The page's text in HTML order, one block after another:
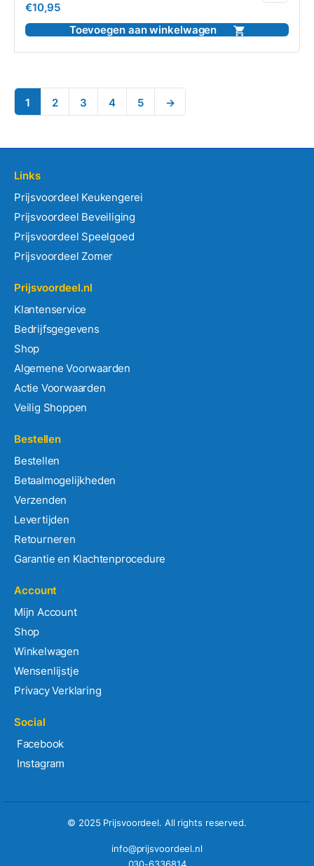
5
€10,95
Toevoegen aan winkelwagen
1 2 3 4 5 →
Links
Prijsvoordeel Keukengerei
Prijsvoordeel Beveiliging
Prijsvoordeel Speelgoed
Prijsvoordeel Zomer
Prijsvoordeel.nl
Klantenservice
Bedrijfsgegevens
Shop
Algemene Voorwaarden
Actie Voorwaarden
Veilig Shoppen
Bestellen
Bestellen
Betaalmogelijkheden
Verzenden
Levertijden
Retourneren
Garantie en Klachtenprocedure
Account
Mijn Account
Shop
Winkelwagen
Wensenlijstje
Privacy Verklaring
Social
Facebook
Instagram
© 2025 Prijsvoordeel. All rights reserved.
info@prijsvoordeel.nl